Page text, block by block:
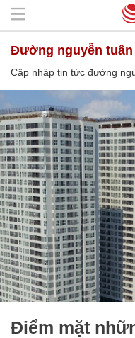
đường nguyễn tuân
Cập nhập tin tức đường
Điểm mặt